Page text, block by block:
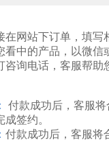
在网站下订单，填写
看中的产品，以微信
咨询电话，客服帮助
付款成功后，客服
签约。
付款成功后，客服将